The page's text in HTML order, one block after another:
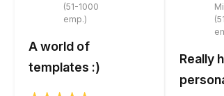
(51-1000
emp.)
A world of
templates :)
Really